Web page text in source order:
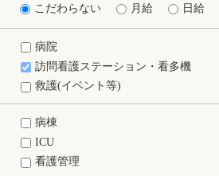
こだわらない 月給 日給
病院
訪問看護ステーション・看多機
救護(イベント等)
病棟
ICU
看護管理